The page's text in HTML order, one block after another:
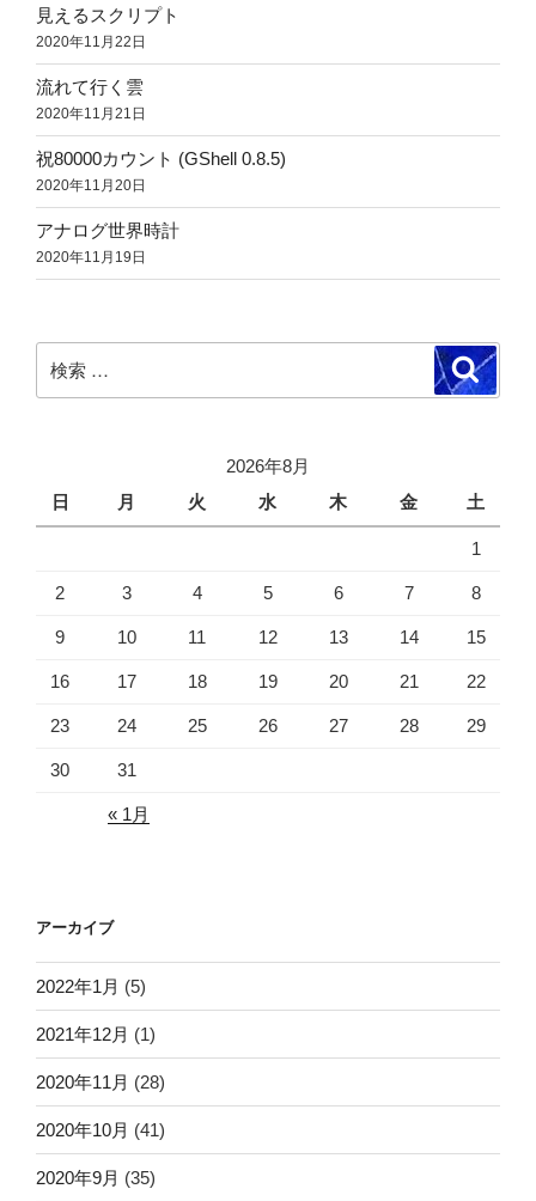
見えるスクリプト
2020年11月22日
流れて行く雲
2020年11月21日
祝80000カウント (GShell 0.8.5)
2020年11月20日
アナログ世界時計
2020年11月19日
索:
検
索
2026年8月
日
月 火 水 木 金 土
1
2 3 4 5 6 7 8
9 10 11 12 13 14 15
16 17 18 19 20 21 22
23 24 25 26 27 28 29
30 31
« 1月
アーカイブ
2022年1月 (5)
2021年12月 (1)
2020年11月 (28)
2020年10月 (41)
2020年9月 (35)